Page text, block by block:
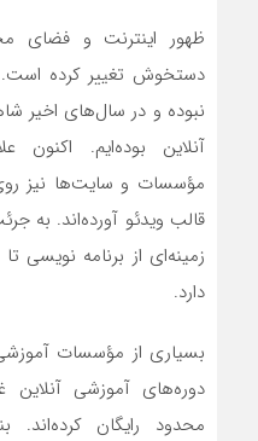
ظهور اینترنت و فضای
دستخوش تغییر کرده‌ است.
نبوده و در سال‌های اخیر
آنلاین بوده‌ایم. اکنون
مؤسسات و سایت‌ها نیز
قالب ویدئو آورده‌اند. به
زمینه‌ای از برنامه‌ نویسی
دارد.
دوره‌های آموزشی آنلاین
محدود رایگان کرده‌اند.